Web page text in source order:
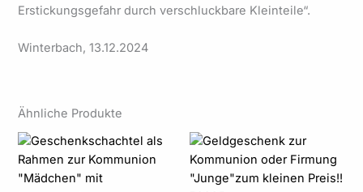
Erstickungsgefahr durch verschluckbare Kleinteile“.
Winterbach, 13.12.2024
Ähnliche Produkte
Preisspanne:
bis
Preisspanne:
bis
19,95 €